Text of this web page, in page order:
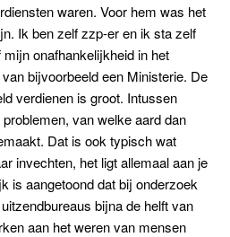
waren. Voor hem was het
Ik ben zelf zzp-er en ik sta zelf
onafhankelijkheid in het
bijvoorbeeld een Ministerie. De
verdienen is groot. Intussen
van welke aard dan
Dat is ook typisch wat
invechten, het ligt allemaal aan je
is aangetoond dat bij onderzoek
bijna de helft van
aan het weren van mensen